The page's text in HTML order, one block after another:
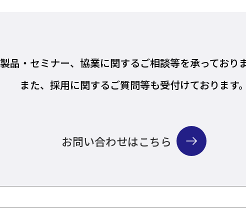
製品・セミナー、協業に関するご相談等を承っており
また、採用に関するご質問等も受付けております。
お問い合わせはこちら